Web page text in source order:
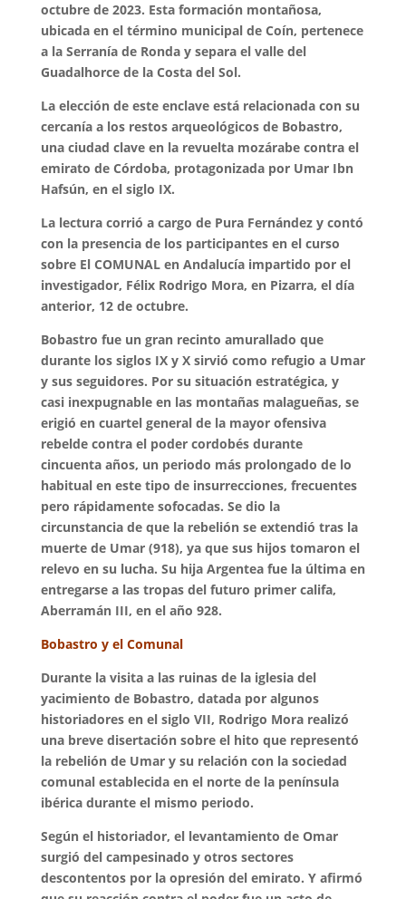
octubre de 2023. Esta formación montañosa,
ubicada en el término municipal de Coín, pertenece
a la Serranía de Ronda y separa el valle del
Guadalhorce de la Costa del Sol.
La elección de este enclave está relacionada con su
cercanía a los restos arqueológicos de Bobastro,
una ciudad clave en la revuelta mozárabe contra el
emirato de Córdoba, protagonizada por Umar Ibn
Hafsún, en el siglo IX.
La lectura corrió a cargo de Pura Fernández y contó
con la presencia de los participantes en el curso
sobre El COMUNAL en Andalucía impartido por el
investigador, Félix Rodrigo Mora, en Pizarra, el día
anterior, 12 de octubre.
Bobastro fue un gran recinto amurallado que
durante los siglos IX y X sirvió como refugio a Umar
y sus seguidores. Por su situación estratégica, y
casi inexpugnable en las montañas malagueñas, se
erigió en cuartel general de la mayor ofensiva
rebelde contra el poder cordobés durante
cincuenta años, un periodo más prolongado de lo
habitual en este tipo de insurrecciones, frecuentes
pero rápidamente sofocadas. Se dio la
circunstancia de que la rebelión se extendió tras la
muerte de Umar (918), ya que sus hijos tomaron el
relevo en su lucha. Su hija Argentea fue la última en
entregarse a las tropas del futuro primer califa,
Aberramán III, en el año 928.
Bobastro y el Comunal
Durante la visita a las ruinas de la iglesia del
yacimiento de Bobastro, datada por algunos
historiadores en el siglo VII, Rodrigo Mora realizó
una breve disertación sobre el hito que representó
la rebelión de Umar y su relación con la sociedad
comunal establecida en el norte de la península
ibérica durante el mismo periodo.
Según el historiador, el levantamiento de Omar
surgió del campesinado y otros sectores
descontentos por la opresión del emirato. Y afirmó